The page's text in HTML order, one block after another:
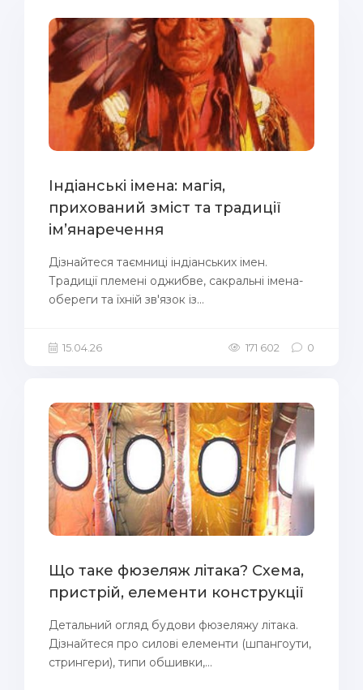
Індіанські імена: магія,
прихований зміст та традиції
ім’янаречення
Дізнайтеся таємниці індіанських імен.
Традиції племені оджибве, сакральні імена-
обереги та їхній зв'язок із...
15.04.26 171 602 0
Що таке фюзеляж літака? Схема,
пристрій, елементи конструкції
Детальний огляд будови фюзеляжу літака.
Дізнайтеся про силові елементи (шпангоути,
стрингери), типи обшивки,...